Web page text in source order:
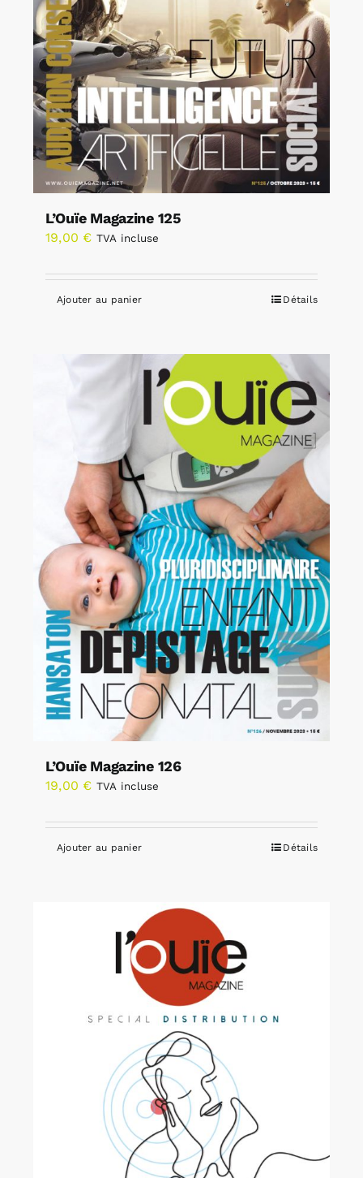
L’Ouïe Magazine 125
19,00 € TVA incluse
Ajouter au panier Détails
L’Ouïe Magazine 126
19,00 € TVA incluse
Ajouter au panier Détails